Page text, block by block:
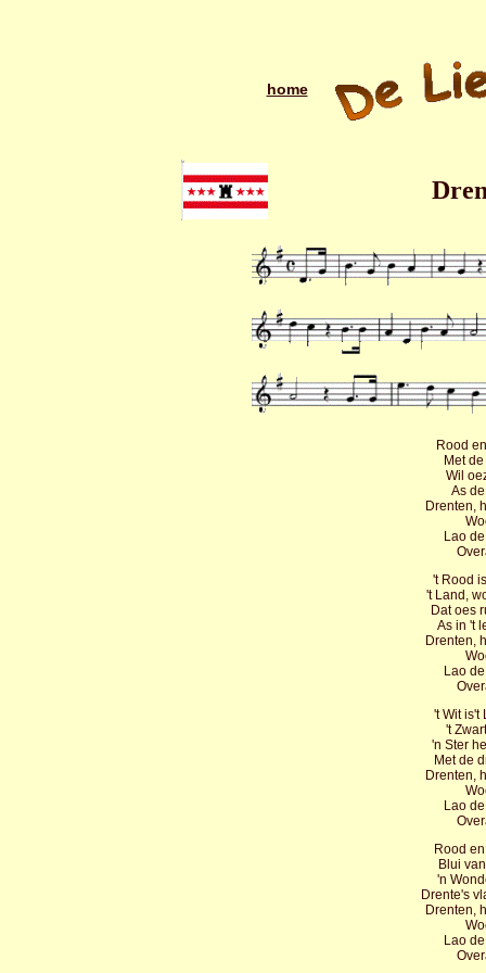
home
Rood
Met
Wil
As
Drenten,
Lao
't Rood
't Land,
Dat oes
As in 't
Drenten,
Lao
't Wit is't
't
'n Ster
Met de
Drenten,
Lao
Rood
Blui
'n
Drente's
Drenten,
Lao